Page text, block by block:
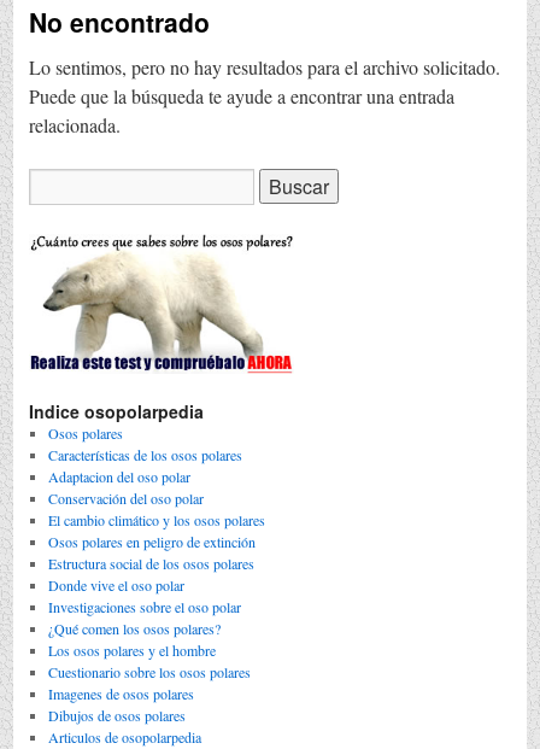
No encontrado
Lo sentimos, pero no hay resultados para el archivo solicitado.
Puede que la búsqueda te ayude a encontrar una entrada
relacionada.
Indice osopolarpedia
Osos polares
Características de los osos polares
Adaptacion del oso polar
Conservación del oso polar
El cambio climático y los osos polares
Osos polares en peligro de extinción
Estructura social de los osos polares
Donde vive el oso polar
Investigaciones sobre el oso polar
¿Qué comen los osos polares?
Los osos polares y el hombre
Cuestionario sobre los osos polares
Imagenes de osos polares
Dibujos de osos polares
Articulos de osopolarpedia